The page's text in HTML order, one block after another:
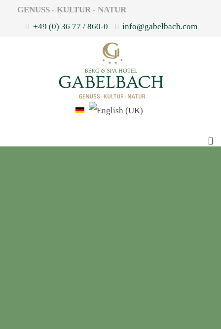
GENUSS - KULTUR - NATUR
+49 (0) 36 77 / 860-0
info@gabelbach.com